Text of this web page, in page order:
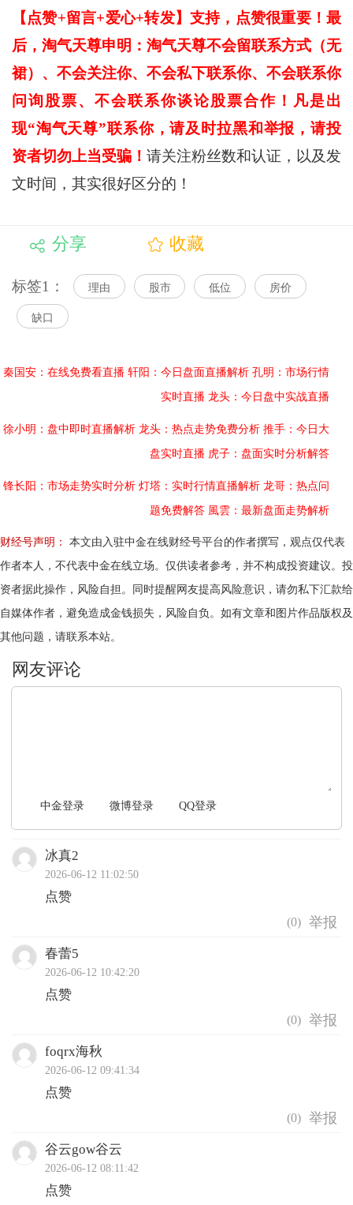
【点赞+留言+爱心+转发】支持，点赞很重要！最
后，淘气天尊申明：淘气天尊不会留联系方式（无
裙）、不会关注你、不会私下联系你、不会联系你
问询股票、不会联系你谈论股票合作！凡是出
现“淘气天尊”联系你，请及时拉黑和举报，请投
资者切勿上当受骗！ 请关注粉丝数和认证，以及发
文时间，其实很好区分的！
分享 收藏
标签1： 理由 股市 低位 房价
缺口
秦国安：在线免费看直播 轩阳：今日盘面直播解析 孔明：市场行情
实时直播 龙头：今日盘中实战直播
徐小明：盘中即时直播解析 龙头：热点走势免费分析 推手：今日大
盘实时直播 虎子：盘面实时分析解答
锋长阳：市场走势实时分析 灯塔：实时行情直播解析 龙哥：热点问
题免费解答 風雲：最新盘面走势解析
财经号声明：
本文由入驻中金在线财经号平台的作者撰写，观点仅代表
作者本人，不代表中金在线立场。仅供读者参考，并不构成投资建议。投
资者据此操作，风险自担。同时提醒网友提高风险意识，请勿私下汇款给
自媒体作者，避免造成金钱损失，风险自负。如有文章和图片作品版权及
其他问题，请联系本站。
中金登录 微博登录 QQ登录
冰真2
2026-06-12 11:02:50
点赞
(0)
春蕾5
2026-06-12 10:42:20
点赞
(0)
foqrx海秋
2026-06-12 09:41:34
点赞
(0)
谷云gow谷云
2026-06-12 08:11:42
点赞